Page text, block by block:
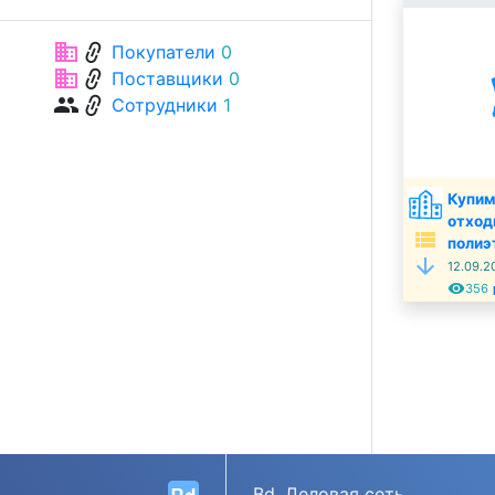
businesslink Покупатели 0
businesslink Поставщики 0
grouplink Сотрудники 1
view_list
arrow_downward
remove_red_eye356